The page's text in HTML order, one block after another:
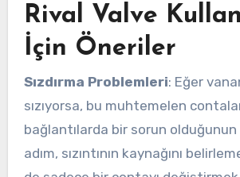
Rival Valve
İçin Öneriler
Sızdırma Problemleri: Eğer
sızıyorsa, bu muhtemelen
bağlantılarda bir sorun
adım, sızıntının kaynağını